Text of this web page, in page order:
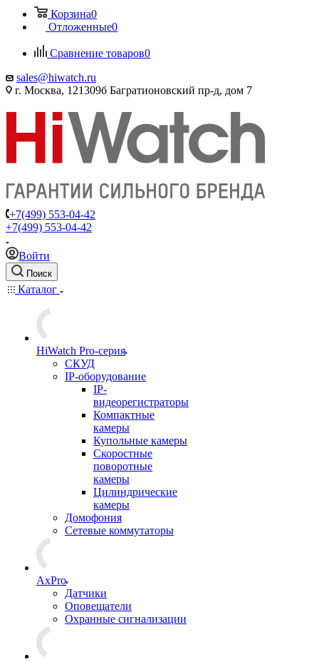
Корзина0
Отложенные0
Сравнение товаров0
sales@hiwatch.ru
г. Москва, 121309б Багратионовский пр-д, дом 7
+7(499) 553-04-42
+7(499) 553-04-42
Войти
Поиск
Каталог
HiWatch Pro-серия
CКУД
IP-оборудование
IP-
видеорегистраторы
Компактные
камеры
Купольные камеры
Скоростные
поворотные
камеры
Цилиндрические
камеры
Домофония
Сетевые коммутаторы
AxPro
Датчики
Оповещатели
Охранные сигнализации